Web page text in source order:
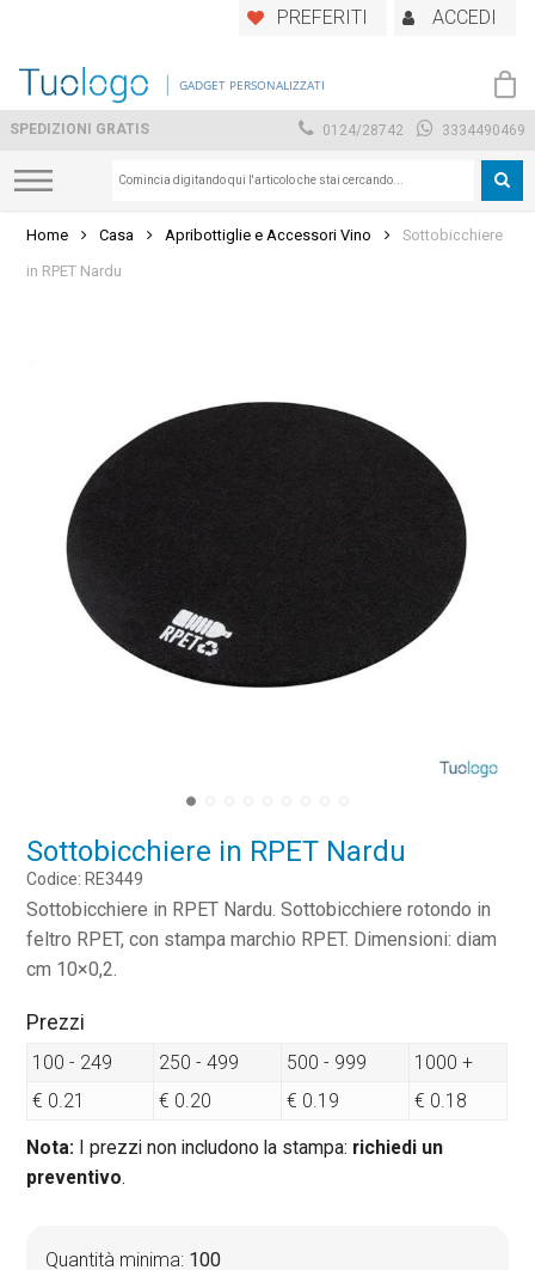
main
PREFERITI ACCEDI
GADGET PERSONALIZZATI
SPEDIZIONI GRATIS 0124/28742 3334490469
Home Casa Apribottiglie e Accessori Vino
Sottobicchiere
in RPET Nardu
Sottobicchiere in RPET Nardu
Codice: RE3449
Sottobicchiere in RPET Nardu. Sottobicchiere rotondo in
feltro RPET, con stampa marchio RPET. Dimensioni: diam
cm 10×0,2.
Prezzi
100 - 249 250 - 499 500 - 999
1000 +
€ 0.21
€ 0.20 € 0.19 € 0.18
Nota: I prezzi non includono la stampa: richiedi un
preventivo.
Quantità minima: 100